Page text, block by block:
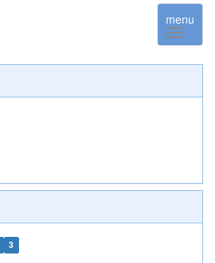
menu
3